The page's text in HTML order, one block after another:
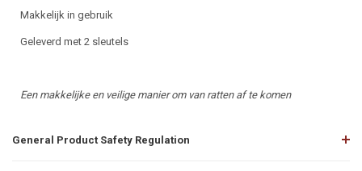
Makkelijk in gebruik
Geleverd met 2 sleutels
Een makkelijke en veilige manier om van ratten af te komen
General Product Safety Regulation